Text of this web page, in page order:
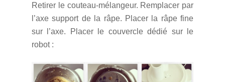
Retirer le couteau-mélangeur. Remplacer par
l’axe support de la râpe. Placer la râpe fine
sur l’axe. Placer le couvercle dédié sur le
robot :